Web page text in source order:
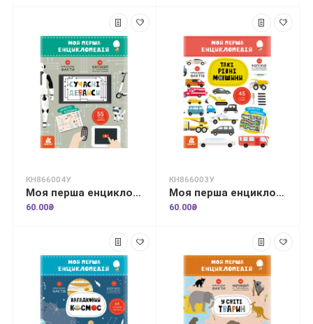
КН866004У
Моя перша енциклопедія. Сучасні девайси
60.00₴
КН866003У
Моя перша енциклопедія. Такі різні машини
60.00₴